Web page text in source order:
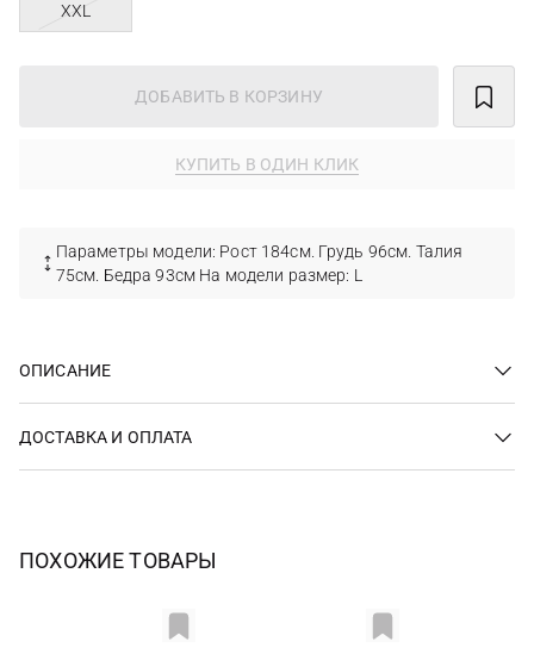
XXL
ДОБАВИТЬ В КОРЗИНУ
КУПИТЬ В ОДИН КЛИК
Параметры модели: Рост 184см. Грудь 96см. Талия
75см. Бедра 93см На модели размер: L
ОПИСАНИЕ
ДОСТАВКА И ОПЛАТА
ПОХОЖИЕ ТОВАРЫ